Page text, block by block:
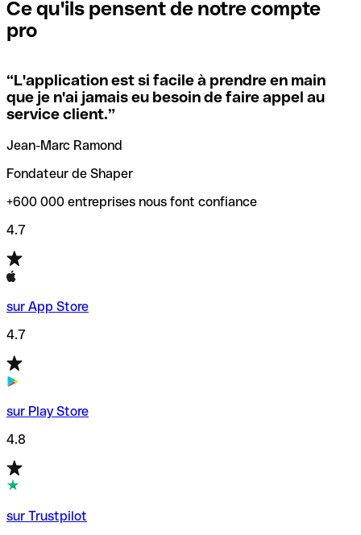
signifie que vous avez le code de l'une des succursales
locales.
Si vous n'êtes pas sûr du code SWIFT que vous devriez
utiliser, nous avons développé un outil de recherche de
codes SWIFT par nom de banque.
vérification/recherche de codes SWIFT. Ainsi, vous pouvez
trouver et vérifier vos codes SWIFT avant de réaliser vos
transferts d’argent.
Ce qu'ils pensent de notre compte
pro
“L'application est si facile à prendre en main
que je n'ai jamais eu besoin de faire appel au
service client.”
Jean-Marc Ramond
Fondateur de Shaper
+600 000 entreprises nous font confiance
4.7
sur App Store
4.7
sur Play Store
4.8
sur Trustpilot